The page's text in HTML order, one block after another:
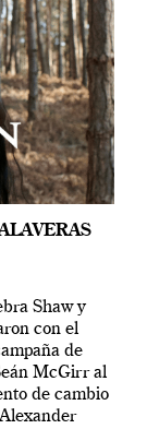
Shaw y
con el
de
McGirr al
de cambio